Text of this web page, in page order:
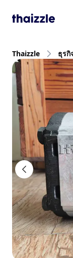
Thaizzle ธุรกิ